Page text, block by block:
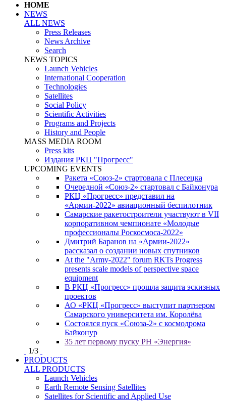
HOME
NEWS
ALL NEWS
Press Releases
News Archive
Search
NEWS TOPICS
Launch Vehicles
International Cooperation
Technologies
Satellites
Social Policy
Scientific Activities
Programs and Projects
History and People
MASS MEDIA ROOM
Press kits
Издания РКЦ "Прогресс"
UPCOMING EVENTS
Ракета «Союз-2» стартовала с Плесецка
Очередной «Союз-2» стартовал с Байконура
РКЦ «Прогресс» представил на
«Армии-2022» авиационный беспилотник
Самарские ракетостроители участвуют в VII
корпоративном чемпионате «Молодые
профессионалы Роскосмоса-2022»
Дмитрий Баранов на «Армии-2022»
рассказал о создании новых спутников
At the "Army-2022" forum RKTs Progress
presents scale models of perspective space
equipment
В РКЦ «Прогресс» прошла защита эскизных
проектов
АО «РКЦ «Прогресс» выступит партнером
Самарского университета им. Королёва
Состоялся пуск «Союза-2» с космодрома
Байконур
35 лет первому пуску РН «Энергия»
1/3
PRODUCTS
ALL PRODUCTS
Launch Vehicles
Earth Remote Sensing Satellites
Satellites for Scientific and Applied Use